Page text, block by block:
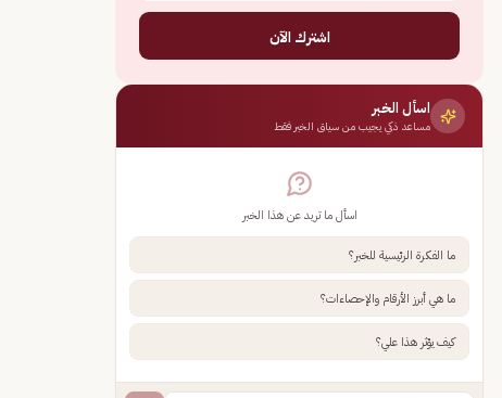
اشترك الآن
اسأل الخبر
مساعد ذكي يجيب من سياق الخبر فقط
اسأل ما تريد عن هذا الخبر
ما الفكرة الرئيسية للخبر؟
ما هي أبرز الأرقام والإحصاءات؟
كيف يؤثر هذا علي؟